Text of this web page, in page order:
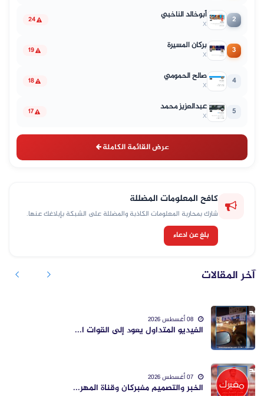
2 أبوخالد الناخبي
X
24
3 بركان المسيرة
X
19
4 صالح الحمومي
X
18
5 عبدالعزيز محمد
X
17
عرض القائمة الكاملة
كافح المعلومات المضللة
شارك بمحاربة المعلومات الكاذبة والمضللة على الشبكة بإبلاغك عنها.
بلغ عن ادعاء
آخر المقالات
الفيديو المتداول يعود إلى القوات ا...
الخبر والتصميم مفبركان وقناة المهر...